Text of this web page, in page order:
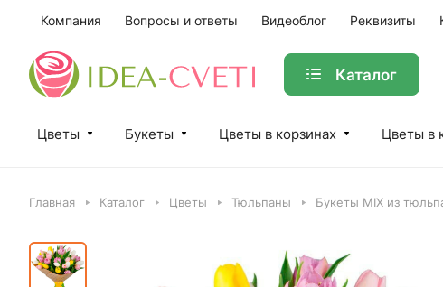
Компания Вопросы и ответы Видеоблог Реквизиты
Каталог
Цветы Букеты Цветы в корзинах Цветы в
Главная Каталог Цветы Тюльпаны Букеты MIX из